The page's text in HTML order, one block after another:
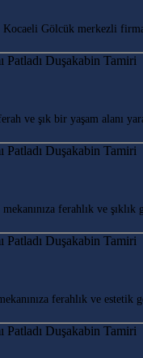
Gölcük merkezli
ve şık bir yaşam alanı
ferahlık ve
ferahlık ve